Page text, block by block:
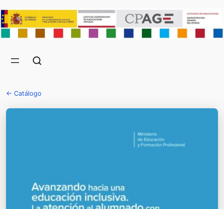
← Catálogo